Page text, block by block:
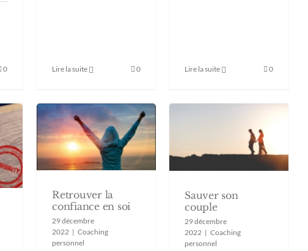
0 Lire la suite 0 Lire la suite 0
Retrouver la
confiance en soi
Retrouver la
confiance en soi
29 décembre
2022 | Coaching
personnel
Sauver son
couple
29 décembre
2022 | Coaching
personnel